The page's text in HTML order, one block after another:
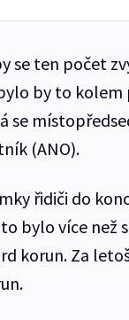
se ten počet
by to
se
(ANO).
řidiči do
bylo více než
korun. Za